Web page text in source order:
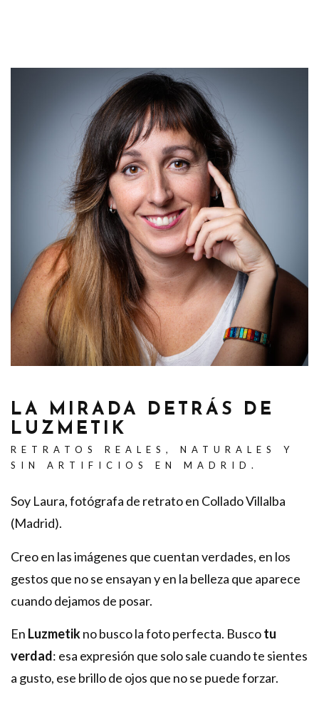
LA MIRADA DETRÁS DE
LUZMETIK
RETRATOS REALES, NATURALES Y
SIN ARTIFICIOS EN MADRID.
Soy Laura, fotógrafa de retrato en Collado Villalba
(Madrid).
Creo en las imágenes que cuentan verdades, en los
gestos que no se ensayan y en la belleza que aparece
cuando dejamos de posar.
En Luzmetikno busco la foto perfecta. Buscotu
verdad: esa expresión que solo sale cuando te sientes
a gusto, ese brillo de ojos que no se puede forzar.